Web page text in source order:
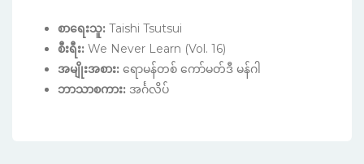
စာရေးသူ: Taishi Tsutsui
စီးရီး: We Never Learn (Vol. 16)
အမျိုးအစား: ရောမန်တစ် ကော်မတ်ဒီ မန်ဂါ
ဘာသာစကား: အင်္ဂလိပ်